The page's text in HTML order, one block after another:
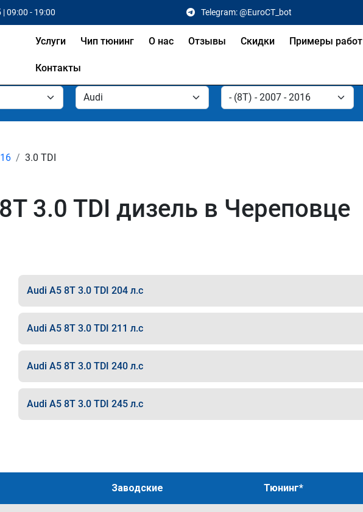
09:00 - 19:00 Telegram: @EuroCT_bot
Услуги Чип тюнинг О нас Отзывы Скидки Примеры работ
Контакты
3.0 TDI
3.0 TDI дизель в Череповце
Audi A5 8T 3.0 TDI 204 л.с
Audi A5 8T 3.0 TDI 211 л.с
Audi A5 8T 3.0 TDI 240 л.с
Audi A5 8T 3.0 TDI 245 л.с
Заводские Тюнинг*